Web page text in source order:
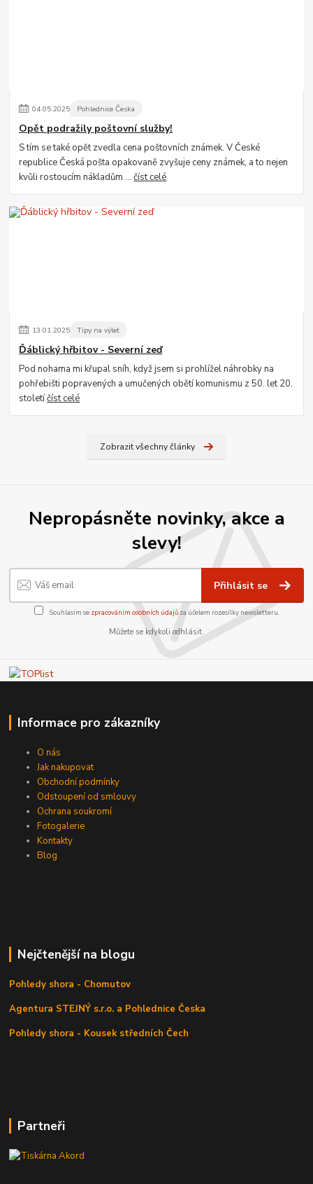
04.05.2025 Pohlednice Česka
Opět podražily poštovní služby!
S tím se také opět zvedla cena poštovních známek. V České
republice Česká pošta opakovaně zvyšuje ceny známek, a to nejen
kvůli rostoucím nákladům ...číst celé
13.01.2025 Tipy na výlet
Ďáblický hřbitov - Severní zeď
Pod nohama mi křupal sníh, když jsem si prohlížel náhrobky na
pohřebišti popravených a umučených obětí komunismu z 50. let 20.
stoletíčíst celé
Zobrazit všechny články
Nepropásněte novinky, akce a
slevy!
Přihlásit se
Souhlasím se zpracováním osobních údajůza účelem rozesílky newsletteru.
Můžete se kdykoli odhlásit.
Informace pro zákazníky
O nás
Jak nakupovat
Obchodní podmínky
Odstoupení od smlouvy
Ochrana soukromí
Fotogalerie
Kontakty
Blog
Nejčtenější na blogu
Pohledy shora - Chomutov
Agentura STEJNÝ s.r.o. a Pohlednice Česka
Pohledy shora - Kousek středních Čech
Partneři